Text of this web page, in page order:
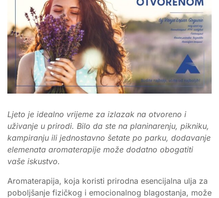
Ljeto je idealno vrijeme za izlazak na otvoreno i
uživanje u prirodi. Bilo da ste na planinarenju, pikniku,
kampiranju ili jednostavno šetate po parku, dodavanje
elemenata aromaterapije može dodatno obogatiti
vaše iskustvo.
Aromaterapija, koja koristi prirodna esencijalna ulja za
poboljšanje fizičkog i emocionalnog blagostanja, može